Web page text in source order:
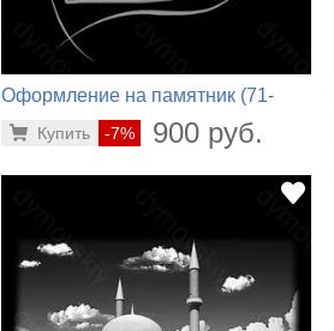
Оформление на памятник (71-
-7% 900 руб.
Купить